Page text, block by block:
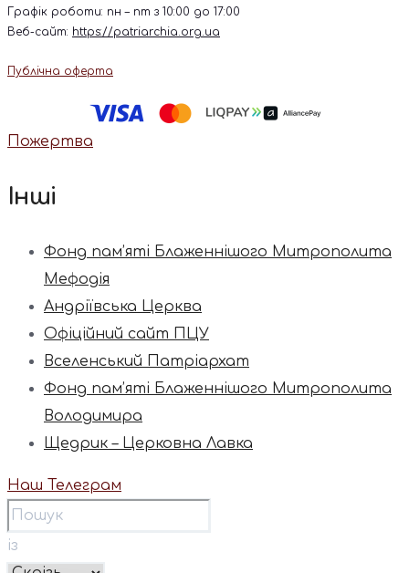
Графік роботи: пн – пт з 10:00 до 17:00
Веб-сайт: https://patriarchia.org.ua
Публічна оферта
Пожертва
Інші
Фонд пам’яті Блаженнішого Митрополита
Мефодія
Андріївська Церква
Офіційний сайт ПЦУ
Вселенський Патріархат
Фонд пам’яті Блаженнішого Митрополита
Володимира
Щедрик – Церковна Лавка
Наш Телеграм
із